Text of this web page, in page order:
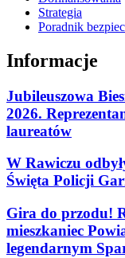
Strategia
Poradnik
Informacje
Jubileuszowa
2026.
laureatów
W Rawiczu
Święta Policji
Gira do przodu!
mieszkaniec
legendarnym